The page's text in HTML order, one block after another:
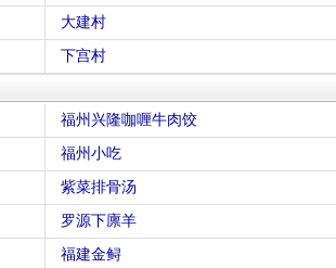
大建村
下宫村
福州兴隆咖喱牛肉饺
福州小吃
紫菜排骨汤
罗源下廪羊
福建金鲟